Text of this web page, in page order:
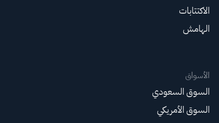
الاكتتابات
الهامش
الأسواق
السوق السعودي
السوق الأمريكي